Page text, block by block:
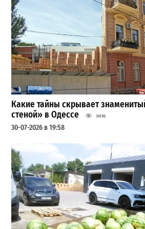
Какие тайны скрывает
стеной» в Одессе
34196
30-07-2026 в 19:58